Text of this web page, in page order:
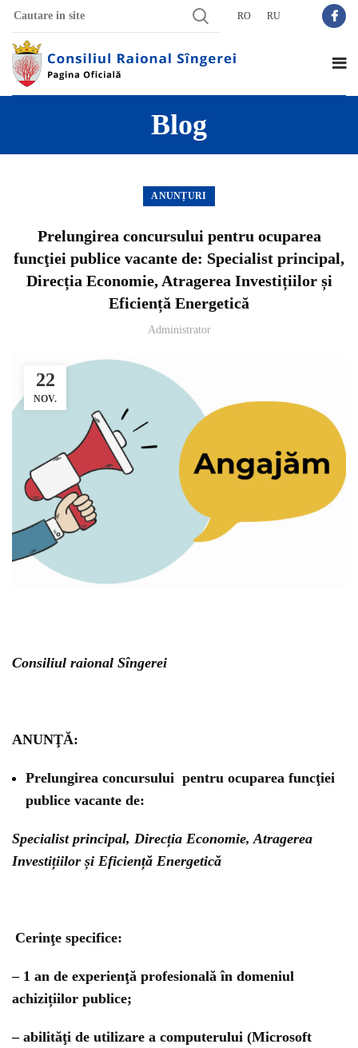
RO RU
Blog
ANUNȚURI
Prelungirea concursului pentru ocuparea
funcţiei publice vacante de: Specialist principal,
Direcția Economie, Atragerea Investițiilor și
Eficiență Energetică
Administrator
22
NOV.
Consiliul raional Sîngerei
ANUNŢĂ:
Prelungirea concursului pentru ocuparea funcţiei
publice vacante de:
Specialist principal, Direcția Economie, Atragerea
Investițiilor și Eficiență Energetică
Cerinţe specifice:
– 1 an de experienţă profesională în domeniul
achizițiilor publice;
– abilităţi de utilizare a computerului (Microsoft